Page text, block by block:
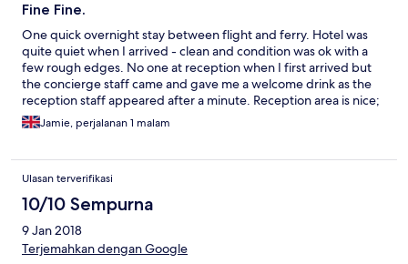
Fine Fine.
One quick overnight stay between flight and ferry. Hotel was
quite quiet when I arrived - clean and condition was ok with a
few rough edges. No one at reception when I first arrived but
the concierge staff came and gave me a welcome drink as the
reception staff appeared after a minute. Reception area is nice;
rooms are ok. I thought the public downstairs area (below
reception) to access the rooms was a little bit unwelcoming due
better. Room condition was fine - but "Superior Room" faced
the road and was noisy. The Windows had poor noise insulation.
I was told I would have to pay to upgrade to a "Deluxe Room" if I
wanted to face the pool. All staff I encountered were nice,
friendly and helpful. Dinner in restaurant was acceptable - a
couple of items for vegetarians with the curry cooked to my
Jamie, perjalanan 1 malam
Ulasan terverifikasi
10/10 Sempurna
9 Jan 2018
Terjemahkan dengan Google